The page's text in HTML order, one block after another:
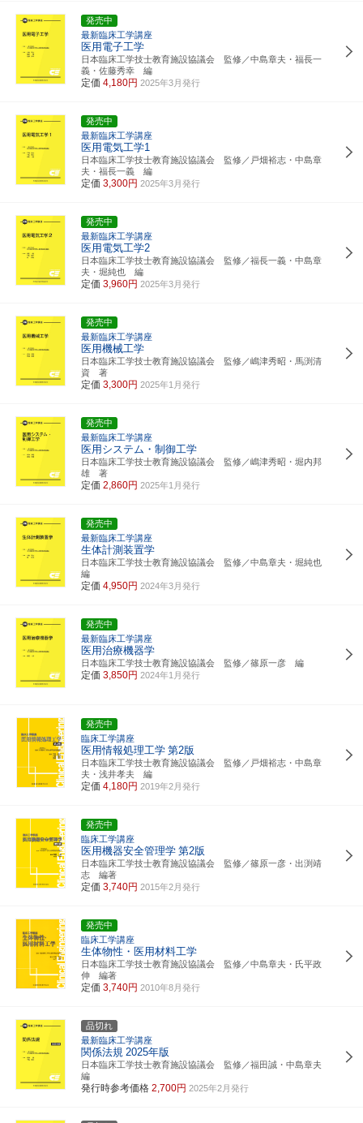
発売中
最新臨床工学講座
医用電子工学
日本臨床工学技士教育施設協議会 監修／中島章夫・福長一
義・佐藤秀幸 編
定価 4,180円 2025年3月発行
発売中
最新臨床工学講座
医用電気工学1
日本臨床工学技士教育施設協議会 監修／戸畑裕志・中島章
夫・福長一義 編
定価 3,300円 2025年3月発行
発売中
最新臨床工学講座
医用電気工学2
日本臨床工学技士教育施設協議会 監修／福長一義・中島章
夫・堀純也 編
定価 3,960円 2025年3月発行
発売中
最新臨床工学講座
医用機械工学
日本臨床工学技士教育施設協議会 監修／嶋津秀昭・馬渕清
資 著
定価 3,300円 2025年1月発行
発売中
最新臨床工学講座
医用システム・制御工学
日本臨床工学技士教育施設協議会 監修／嶋津秀昭・堀内邦
雄 著
定価 2,860円 2025年1月発行
発売中
最新臨床工学講座
生体計測装置学
日本臨床工学技士教育施設協議会 監修／中島章夫・堀純也
編
定価 4,950円 2024年3月発行
発売中
最新臨床工学講座
医用治療機器学
日本臨床工学技士教育施設協議会 監修／篠原一彦 編
定価 3,850円 2024年1月発行
発売中
臨床工学講座
医用情報処理工学 第2版
日本臨床工学技士教育施設協議会 監修／戸畑裕志・中島章
夫・浅井孝夫 編
定価 4,180円 2019年2月発行
発売中
臨床工学講座
医用機器安全管理学 第2版
日本臨床工学技士教育施設協議会 監修／篠原一彦・出渕靖
志 編著
定価 3,740円 2015年2月発行
発売中
臨床工学講座
生体物性・医用材料工学
日本臨床工学技士教育施設協議会 監修／中島章夫・氏平政
伸 編著
定価 3,740円 2010年8月発行
品切れ
最新臨床工学講座
関係法規 2025年版
日本臨床工学技士教育施設協議会 監修／福田誠・中島章夫
編
発行時参考価格 2,700円 2025年2月発行